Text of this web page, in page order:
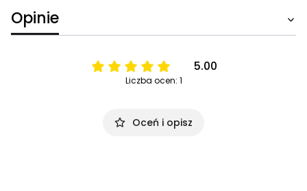
Opinie
5.00
Liczba ocen: 1
Oceń i opisz